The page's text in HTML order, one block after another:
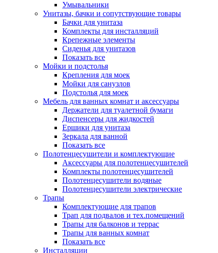
Умывальники
Унитазы, бачки и сопутствующие товары
Бачки для унитаза
Комплекты для инсталляций
Крепежные элементы
Сиденья для унитазов
Показать все
Мойки и подстолья
Крепления для моек
Мойки для санузлов
Подстолья для моек
Мебель для ванных комнат и аксессуары
Держатели для туалетной бумаги
Диспенсеры для жидкостей
Ершики для унитаза
Зеркала для ванной
Показать все
Полотенцесушители и комплектующие
Аксессуары для полотенцесушителей
Комплекты полотенцесушителей
Полотенцесушители водяные
Полотенцесушители электрические
Трапы
Комплектующие для трапов
Трап для подвалов и тех.помещений
Трапы для балконов и террас
Трапы для ванных комнат
Показать все
Инсталляции